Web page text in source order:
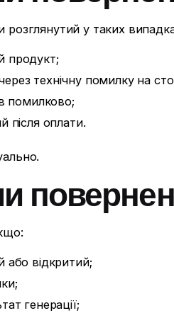
у таких
продукт;
технічну помилку на
помилково;
після оплати.
або відкритий;
генерації;